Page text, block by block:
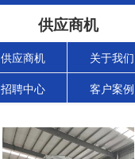
供应商机
供应商机 关于我们
招聘中心 客户案例